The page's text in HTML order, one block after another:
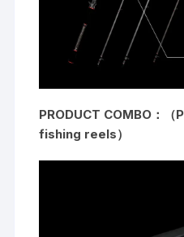
PRODUCT COMBO：
fishing reels）